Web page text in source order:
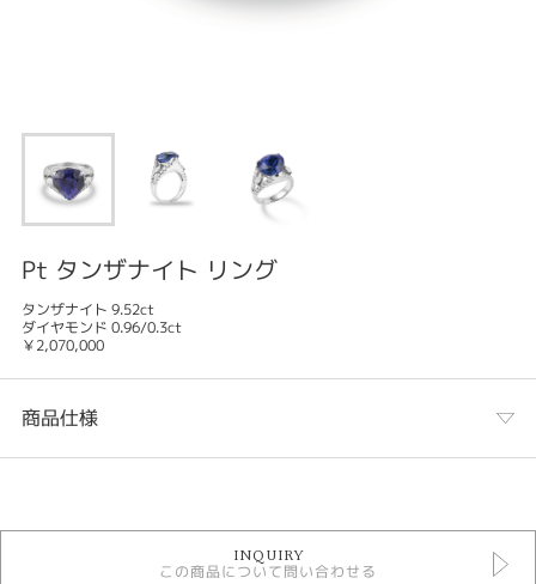
Pt タンザナイト リング
タンザナイト 9.52ct
ダイヤモンド 0.96/0.3ct
￥2,070,000
商品仕様
タンザナイト リング
INQUIRY
この商品について問い合わせる